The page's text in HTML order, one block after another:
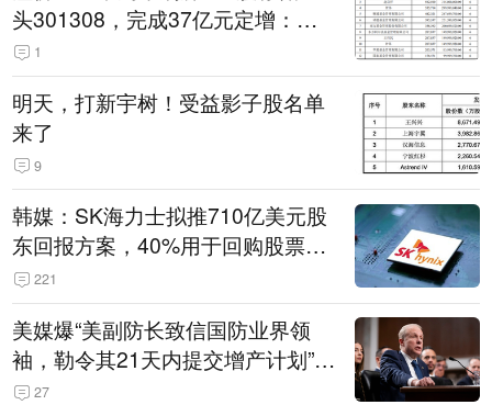
头301308，完成37亿元定增：现
价386.6元，定增价560元
1
明天，打新宇树！受益影子股名单
来了
9
韩媒：SK海力士拟推710亿美元股
东回报方案，40%用于回购股票，
相当于美股发行规模
221
美媒爆“美副防长致信国防业界领
袖，勒令其21天内提交增产计划”，
五角大楼回应
27